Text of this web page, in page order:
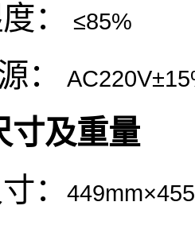
：
≤85%
：
寸及重量
：